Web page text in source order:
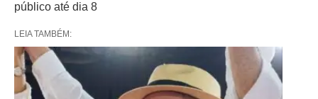
público até dia 8
LEIA TAMBÉM: